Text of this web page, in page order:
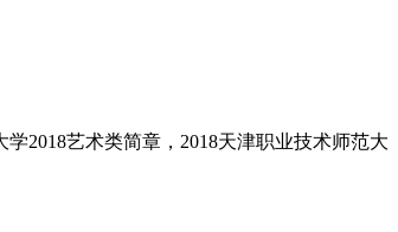
2018艺术类简章，2018天津职业技术师范大